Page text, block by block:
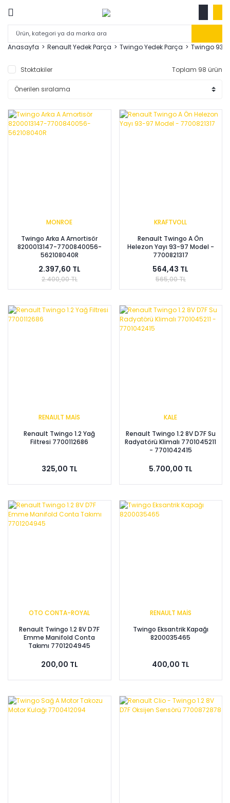
Anasayfa Renault Yedek Parça Twingo Yedek Parça Twingo 93-
Stoktakiler Toplam 98 ürün
MONROE
Twingo Arka A Amortisör
8200013147-7700840056-
562108040R
2.397,60 TL
2.400,00 TL
KRAFTVOLL
Renault Twingo A Ön
Helezon Yayı 93-97 Model -
7700821317
564,43 TL
565,00 TL
RENAULT MAİS
Renault Twingo 1.2 Yağ
Filtresi 7700112686
325,00 TL
KALE
Renault Twingo 1.2 8V D7F Su
Radyatörü Klimalı 7701045211
- 7701042415
5.700,00 TL
OTO CONTA-ROYAL
Renault Twingo 1.2 8V D7F
Emme Manifold Conta
Takımı 7701204945
200,00 TL
RENAULT MAİS
Twingo Eksantrik Kapağı
8200035465
400,00 TL